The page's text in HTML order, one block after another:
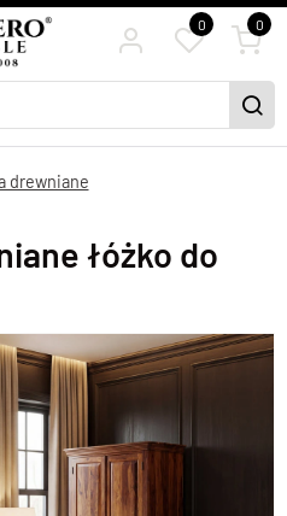
0 0
drewniane
łóżko do